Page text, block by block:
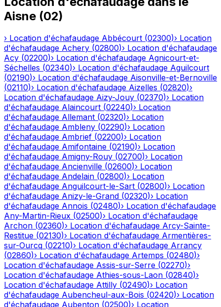
Aisne (02)
› Location d'échafaudage Abbécourt (02300)› Location
d'échafaudage Achery (02800)› Location d'échafaudage
Acy (02200)› Location d'échafaudage Agnicourt-et-
Séchelles (02340)› Location d'échafaudage Aguilcourt
(02190)› Location d'échafaudage Aisonville-et-Bernoville
(02110)› Location d'échafaudage Aizelles (02820)›
Location d'échafaudage Aizy-Jouy (02370)› Location
d'échafaudage Alaincourt (02240)› Location
d'échafaudage Allemant (02320)› Location
d'échafaudage Ambleny (02290)› Location
d'échafaudage Ambrief (02200)› Location
d'échafaudage Amifontaine (02190)› Location
d'échafaudage Amigny-Rouy (02700)› Location
d'échafaudage Ancienville (02600)› Location
d'échafaudage Andelain (02800)› Location
d'échafaudage Anguilcourt-le-Sart (02800)› Location
d'échafaudage Anizy-le-Grand (02320)› Location
d'échafaudage Annois (02480)› Location d'échafaudage
Any-Martin-Rieux (02500)› Location d'échafaudage
Archon (02360)› Location d'échafaudage Arcy-Sainte-
Restitue (02130)› Location d'échafaudage Armentières-
sur-Ourcq (02210)› Location d'échafaudage Arrancy
(02860)› Location d'échafaudage Artemps (02480)›
Location d'échafaudage Assis-sur-Serre (02270)›
Location d'échafaudage Athies-sous-Laon (02840)›
Location d'échafaudage Attilly (02490)› Location
d'échafaudage Aubencheul-aux-Bois (02420)› Location
d'échafaudage Aubenton (02500)› Location